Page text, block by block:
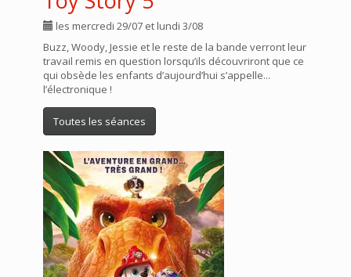
les mercredi 29/07 et lundi 3/08
Buzz, Woody, Jessie et le reste de la bande verront leur
travail remis en question lorsqu’ils découvriront que ce
qui obsède les enfants d’aujourd’hui s’appelle...
l’électronique !
Toutes les séances